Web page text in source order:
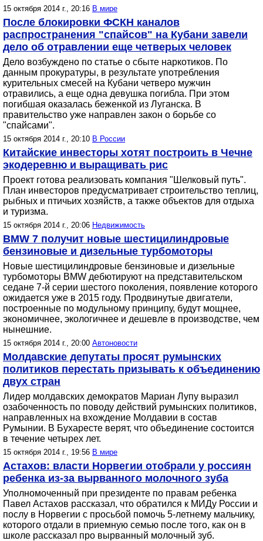
15 октября 2014 г., 20:16 В мире
После блокировки ФСКН каналов
распространения "спайсов" на Кубани завели
дело об отравлении еще четверых человек
Дело возбуждено по статье о сбыте наркотиков. По
данным прокуратуры, в результате употребления
курительных смесей на Кубани четверо мужчин
отравились, а еще одна девушка погибла. При этом
погибшая оказалась беженкой из Луганска. В
правительство уже направлен закон о борьбе со
"спайсами".
15 октября 2014 г., 20:10 В России
Китайские инвесторы хотят построить в Чечне
экодеревню и выращивать рис
Проект готова реализовать компания "Шелковый путь".
План инвесторов предусматривает строительство теплиц,
рыбных и птичьих хозяйств, а также объектов для отдыха
и туризма.
15 октября 2014 г., 20:06 Недвижимость
BMW 7 получит новые шестицилиндровые
бензиновые и дизельные турбомоторы
Новые шестицилиндровые бензиновые и дизельные
турбомоторы BMW дебютируют на представительском
седане 7-й серии шестого поколения, появление которого
ожидается уже в 2015 году. Продвинутые двигатели,
построенные по модульному принципу, будут мощнее,
экономичнее, экологичнее и дешевле в производстве, чем
нынешние.
15 октября 2014 г., 20:00 Автоновости
Молдавские депутаты просят румынских
политиков перестать призывать к объединению
двух стран
Лидер молдавских демократов Мариан Лупу выразил
озабоченность по поводу действий румынских политиков,
направленных на вхождение Молдавии в состав
Румынии. В Бухаресте верят, что объединение состоится
в течение четырех лет.
15 октября 2014 г., 19:56 В мире
Астахов: власти Норвегии отобрали у россиян
ребенка из-за вырванного молочного зуба
Уполномоченный при президенте по правам ребенка
Павел Астахов рассказал, что обратился к МИДу России и
послу в Норвегии с просьбой помочь 5-летнему мальчику,
которого отдали в приемную семью после того, как он в
школе рассказал про вырванный молочный зуб.